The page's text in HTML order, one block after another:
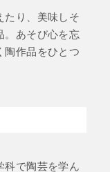
たり、美味しそ
。あそび心を忘
陶作品をひとつ
で陶芸を学ん